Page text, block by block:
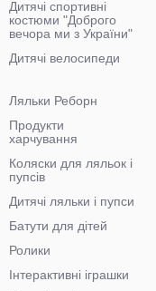
Дитячі спортивні
костюми "Доброго
вечора ми з України"
Дитячі велосипеди
Ляльки Реборн
Продукти
харчування
Коляски для ляльок і
пупсів
Дитячі ляльки і пупси
Батути для дітей
Ролики
Інтерактивні іграшки